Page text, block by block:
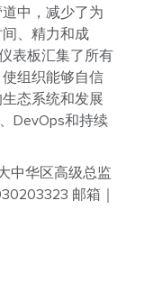
中，减少了为
、精力和成
表板汇集了所有
组织能够自信
态系统和发展
DevOps和持续
中华区高级总监
邮箱｜